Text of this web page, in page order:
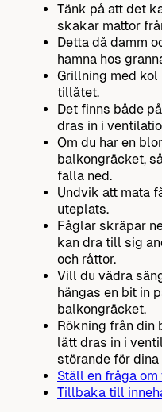
Tänk på att det
skakar mattor
Detta då damm
hamna hos
Grillning med
tillåtet.
Det finns både
dras in i
Om du har en
balkongräcket,
falla ned.
Undvik att mata
uteplats.
Fåglar skräpar
kan dra till sig
och råttor.
Vill du vädra
hängas en bit in
balkongräcket.
Rökning från din
lätt dras in i
störande för dina
Ställ en fråga
Tillbaka till